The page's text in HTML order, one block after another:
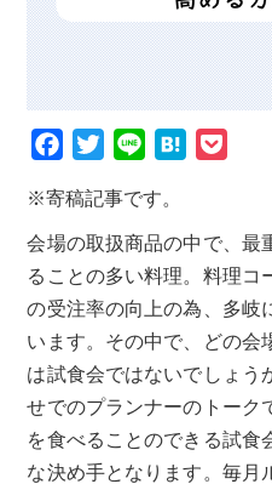
c
e
b
o
o
k
i
t
t
e
r
n
e
H
e
n
a
e
t
※寄稿記事です。
会場の取扱商品の中で、最
ることの多い料理。料理コ
の受注率の向上の為、多岐
います。その中で、どの会
は試食会ではないでしょう
せでのプランナーのトーク
を食べることのできる試食
な決め手となります。毎月